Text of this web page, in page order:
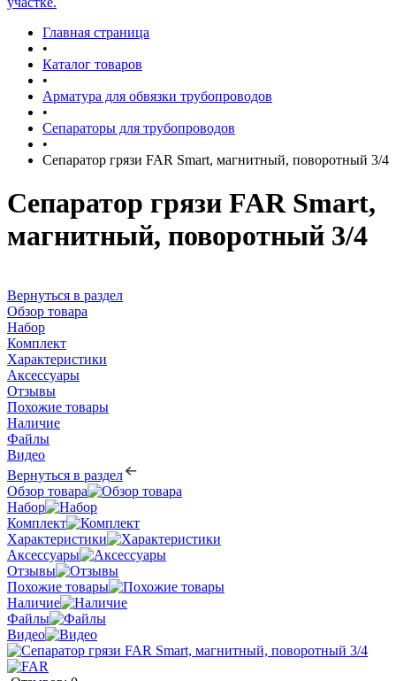
Главная страница
•
Каталог товаров
•
Арматура для обвязки трубопроводов
•
Сепараторы для трубопроводов
•
Сепаратор грязи FAR Smart, магнитный, поворотный 3/4
Сепаратор грязи FAR Smart,
магнитный, поворотный 3/4
Вернуться в раздел
Обзор товара
Набор
Комплект
Характеристики
Аксессуары
Отзывы
Похожие товары
Наличие
Файлы
Видео
Вернуться в раздел
Обзор товара
Набор
Комплект
Характеристики
Аксессуары
Отзывы
Похожие товары
Наличие
Файлы
Видео